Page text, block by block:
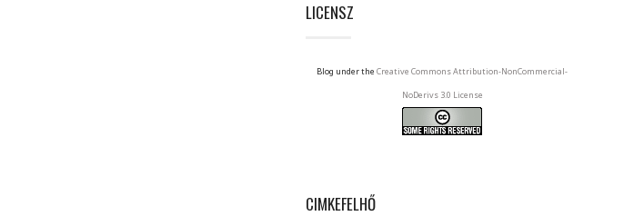
LICENSZ
Blog under the Creative Commons Attribution-NonCommercial-
NoDerivs 3.0 License
CIMKEFELHŐ